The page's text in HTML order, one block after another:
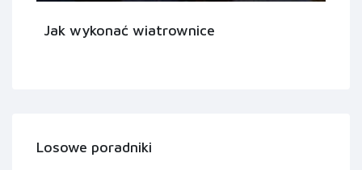
Jak wykonać wiatrownice
Losowe poradniki